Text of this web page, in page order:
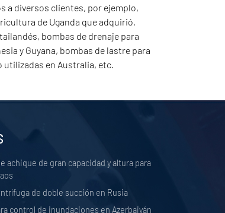
a diversos clientes, por ejemplo,
de Uganda que adquirió,
bombas de drenaje para
y Guyana, bombas de lastre para
utilizadas en Australia, etc.
achique de gran capacidad y altura para
de doble succión en Rusia
control de inundaciones en Azerbaiyán